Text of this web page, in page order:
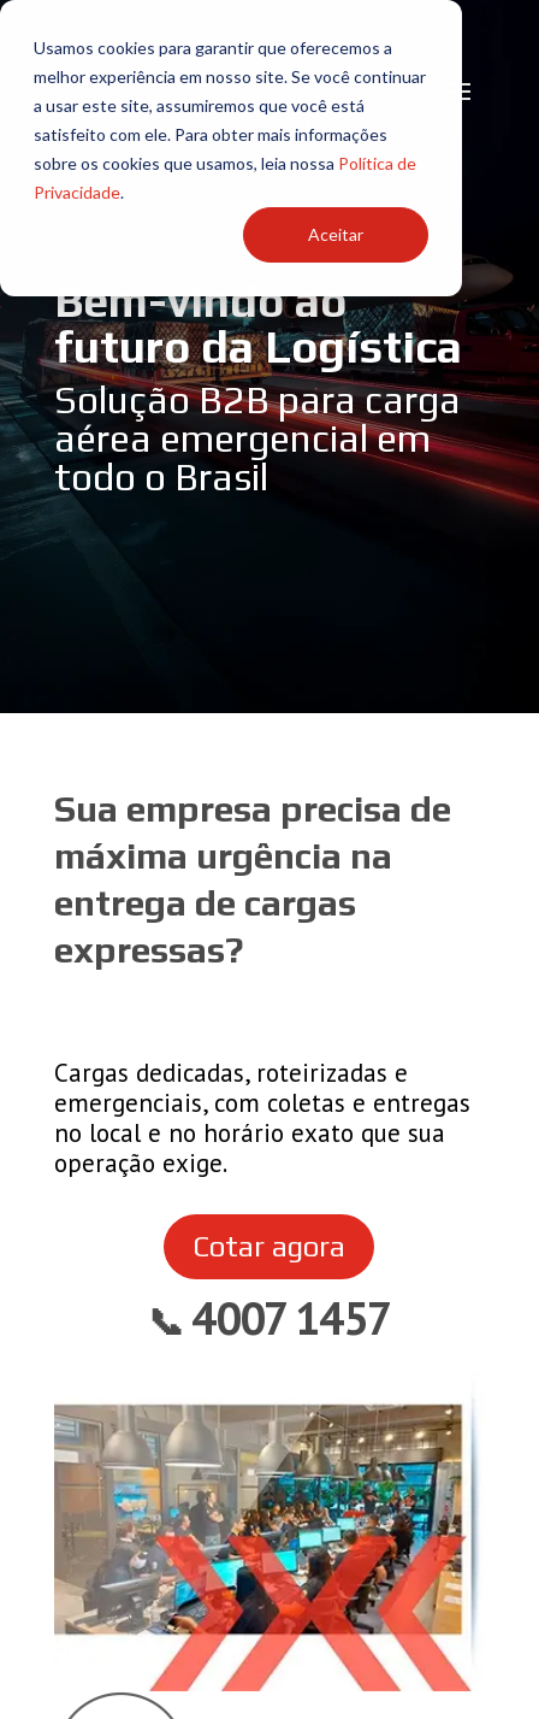
Usamos cookies para garantir que oferecemos a
melhor experiência em nosso site. Se você continuar
a usar este site, assumiremos que você está
satisfeito com ele. Para obter mais informações
sobre os cookies que usamos, leia nossa Política de
Privacidade.
Aceitar
Bem-vindo ao
futuro da Logística
Solução B2B para carga
aérea emergencial em
todo o Brasil
Sua empresa precisa de
máxima urgência na
entrega de cargas
expressas?
Cargas dedicadas, roteirizadas e
emergenciais, com coletas e entregas
no local e no horário exato que sua
operação exige.
Cotar agora
📞4007 1457